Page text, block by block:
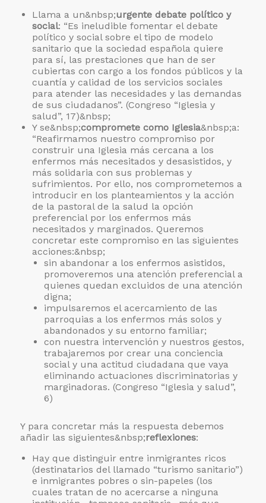
Llama a un&nbsp;urgente debate político y
social: “Es ineludible fomentar el debate
político y social sobre el tipo de modelo
sanitario que la sociedad española quiere
para sí, las prestaciones que han de ser
cubiertas con cargo a los fondos públicos y la
cuantía y calidad de los servicios sociales
para atender las necesidades y las demandas
de sus ciudadanos”. (Congreso “Iglesia y
salud”, 17)&nbsp;
Y se&nbsp;compromete como Iglesia&nbsp;a:
“Reafirmamos nuestro compromiso por
construir una Iglesia más cercana a los
enfermos más necesitados y desasistidos, y
más solidaria con sus problemas y
sufrimientos. Por ello, nos comprometemos a
introducir en los planteamientos y la acción
de la pastoral de la salud la opción
preferencial por los enfermos más
necesitados y marginados. Queremos
concretar este compromiso en las siguientes
acciones:&nbsp;
sin abandonar a los enfermos asistidos,
promoveremos una atención preferencial a
quienes quedan excluidos de una atención
digna;
impulsaremos el acercamiento de las
parroquias a los enfermos más solos y
abandonados y su entorno familiar;
con nuestra intervención y nuestros gestos,
trabajaremos por crear una conciencia
social y una actitud ciudadana que vaya
eliminando actuaciones discriminatorias y
marginadoras. (Congreso “Iglesia y salud”,
6)
Y para concretar más la respuesta debemos
añadir las siguientes&nbsp;reflexiones:
Hay que distinguir entre inmigrantes ricos
(destinatarios del llamado “turismo sanitario”)
e inmigrantes pobres o sin-papeles (los
cuales tratan de no acercarse a ninguna